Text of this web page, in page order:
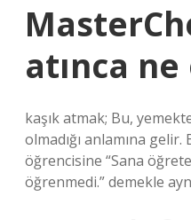
atınca
kaşık atmak; Bu,
olmadığı anlamına gelir.
öğrencisine “Sana
öğrenmedi.” demekle